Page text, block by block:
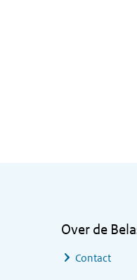
Over de
Contact